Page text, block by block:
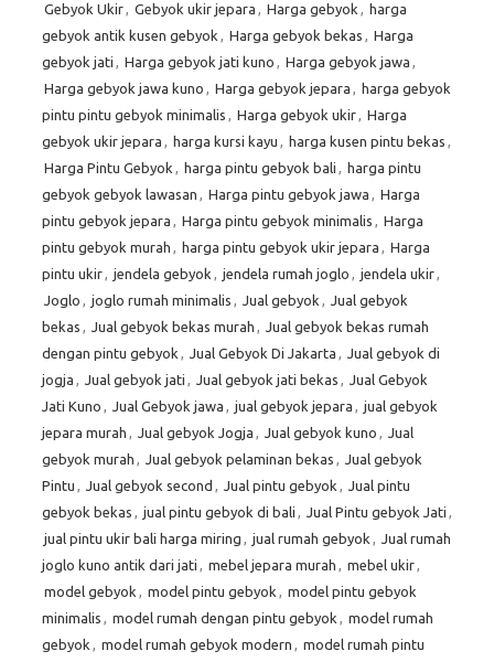
Gebyok Ukir, Gebyok ukir jepara , Harga gebyok , harga
gebyok antik kusen gebyok , Harga gebyok bekas , Harga
gebyok jati , Harga gebyok jati kuno , Harga gebyok jawa ,
Harga gebyok jawa kuno , Harga gebyok jepara , harga gebyok
pintu pintu gebyok minimalis , Harga gebyok ukir, Harga
gebyok ukir jepara , harga kursi kayu , harga kusen pintu bekas ,
Harga Pintu Gebyok , harga pintu gebyok bali , harga pintu
gebyok gebyok lawasan , Harga pintu gebyok jawa , Harga
pintu gebyok jepara , Harga pintu gebyok minimalis , Harga
pintu gebyok murah , harga pintu gebyok ukir jepara , Harga
pintu ukir, jendela gebyok , jendela rumah joglo , jendela ukir,
Joglo , joglo rumah minimalis , Jual gebyok , Jual gebyok
bekas , Jual gebyok bekas murah , Jual gebyok bekas rumah
dengan pintu gebyok , Jual Gebyok Di Jakarta , Jual gebyok di
jogja , Jual gebyok jati , Jual gebyok jati bekas , Jual Gebyok
Jati Kuno , Jual Gebyok jawa , jual gebyok jepara , jual gebyok
jepara murah , Jual gebyok Jogja , Jual gebyok kuno , Jual
gebyok murah , Jual gebyok pelaminan bekas , Jual gebyok
Pintu , Jual gebyok second , Jual pintu gebyok , Jual pintu
gebyok bekas , jual pintu gebyok di bali , Jual Pintu gebyok Jati ,
jual pintu ukir bali harga miring , jual rumah gebyok , Jual rumah
joglo kuno antik dari jati , mebel jepara murah , mebel ukir,
model gebyok , model pintu gebyok , model pintu gebyok
minimalis , model rumah dengan pintu gebyok , model rumah
gebyok , model rumah gebyok modern , model rumah pintu